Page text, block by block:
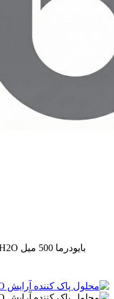
محلول پاک کننده آرایش Sebium H2O بایودرما 500 میل